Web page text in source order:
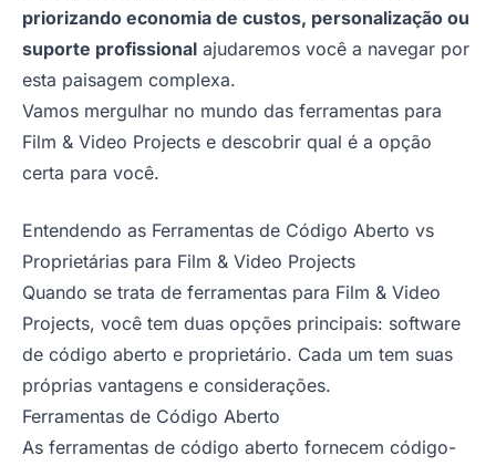
priorizando economia de custos, personalização ou
suporte profissional ajudaremos você a navegar por
esta paisagem complexa.
Vamos mergulhar no mundo das ferramentas para
Film & Video Projects e descobrir qual é a opção
certa para você.
Entendendo as Ferramentas de Código Aberto vs
Proprietárias para Film & Video Projects
Quando se trata de ferramentas para Film & Video
Projects, você tem duas opções principais: software
de código aberto e proprietário. Cada um tem suas
próprias vantagens e considerações.
Ferramentas de Código Aberto
As ferramentas de código aberto fornecem código-